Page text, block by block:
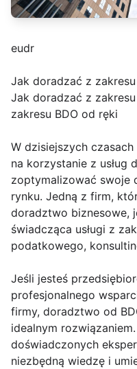
eudr
Jak doradzać z
Jak doradzać z
zakresu BDO od ręki
W dzisiejszych
na korzystanie z usług
zoptymalizować swoje
rynku. Jedną z firm,
doradztwo biznesowe,
świadcząca usługi z
podatkowego,
Jeśli jesteś
profesjonalnego
firmy, doradztwo od
idealnym
doświadczonych
niezbędną wiedzę i